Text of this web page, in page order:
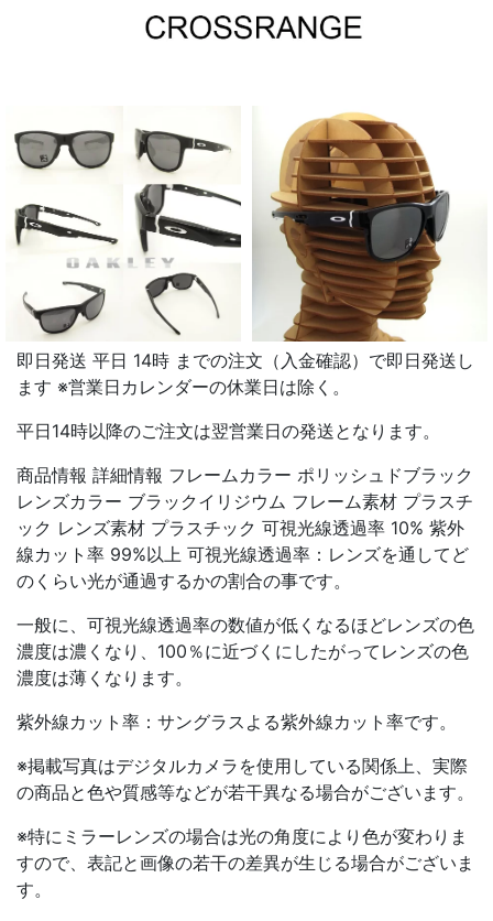
即日発送 平日 14時 までの注文（入金確認）で即日発送し
ます ※営業日カレンダーの休業日は除く。
平日14時以降のご注文は翌営業日の発送となります。
商品情報 詳細情報 フレームカラー ポリッシュドブラック
レンズカラー ブラックイリジウム フレーム素材 プラスチ
ック レンズ素材 プラスチック 可視光線透過率 10% 紫外
線カット率 99%以上 可視光線透過率：レンズを通してど
のくらい光が通過するかの割合の事です。
一般に、可視光線透過率の数値が低くなるほどレンズの色
濃度は濃くなり、100％に近づくにしたがってレンズの色
濃度は薄くなります。
紫外線カット率：サングラスよる紫外線カット率です。
※掲載写真はデジタルカメラを使用している関係上、実際
の商品と色や質感等などが若干異なる場合がございます。
※特にミラーレンズの場合は光の角度により色が変わりま
すので、表記と画像の若干の差異が生じる場合がございま
す。